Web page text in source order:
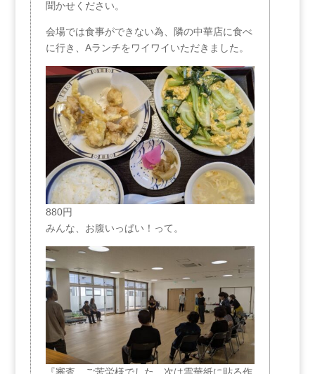
聞かせください。
会場では食事ができない為、隣の中華店に食べ
に行き、Aランチをワイワイいただきました。
880円
みんな、お腹いっぱい！って。